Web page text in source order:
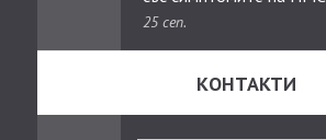
25 сеп.
КОНТАКТИ